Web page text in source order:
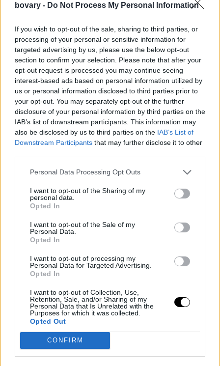
bovary - Do Not Process My Personal Information
If you wish to opt-out of the sale, sharing to third parties, or
processing of your personal or sensitive information for
targeted advertising by us, please use the below opt-out
section to confirm your selection. Please note that after your
opt-out request is processed you may continue seeing
interest-based ads based on personal information utilized by
us or personal information disclosed to third parties prior to
your opt-out. You may separately opt-out of the further
disclosure of your personal information by third parties on the
IAB’s list of downstream participants. This information may
also be disclosed by us to third parties on the IAB’s List of
Downstream Participants that may further disclose it to other
Personal Data Processing Opt Outs
I want to opt-out of the Sharing of my
personal data.
Opted In
I want to opt-out of the Sale of my
Personal Data.
Opted In
I want to opt-out of processing my
Personal Data for Targeted Advertising.
Opted In
I want to opt-out of Collection, Use,
Retention, Sale, and/or Sharing of my
Personal Data that Is Unrelated with the
Purposes for which it was collected.
Opted Out
CONFIRM
’Κοιμηθείτε περισσότερο’’ εξήγησε η Kaiser, ‘’ δεν μπορείτε να
καταλάβετε πόσο σημαντικό είναι. Εάν έπρεπε να διαλέξετε
ανάμεσα στο κοιμηθείτε μία ώρα επιπλέον από το συνηθισμένο
σας ή να γυμναστείτε, προτιμήστε τον ύπνο. Πέντε με έξι ώρες
γυμνάζεστε σκληρότερα ή καλύτερα ή να τρώτε λιγότερο δεν
είναι η λύση. Απλά χρειάζεστε αρκετό ύπνο
γυμνάζετε παραπάνω από 60 -90 λεπτά, 4 με 5 φορές την
εβδομάδα. Γνωρίζαμε ότι η υπνοθεραπεία κάνει καλό στο
μυαλό, μετά τις νέες πληροφορίες μπορούμε να την
θεωρήσουμε και επίσημα σπόρ...
FITNESS GURU / KARLEI KROSS